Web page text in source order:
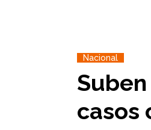
Nacional
casos